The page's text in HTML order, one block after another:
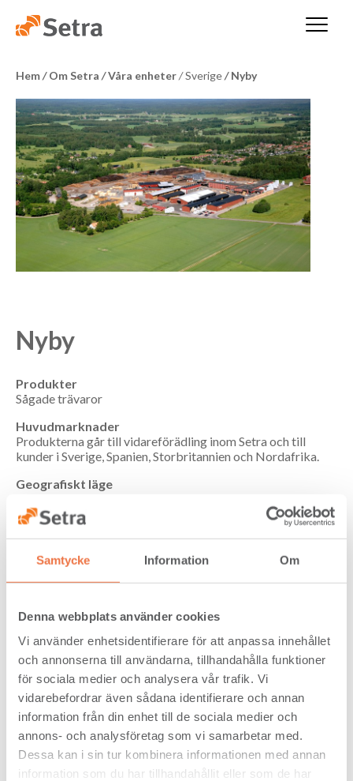
Samtycke Information Om
Denna webbplats använder cookies
Vi använder enhetsidentifierare för att anpassa innehållet
och annonserna till användarna, tillhandahålla funktioner
för sociala medier och analysera vår trafik. Vi
vidarebefordrar även sådana identifierare och annan
information från din enhet till de sociala medier och
annons- och analysföretag som vi samarbetar med.
Dessa kan i sin tur kombinera informationen med annan
information som du har tillhandahållit eller som de har
Hem/ Om Setra /Våra enheter/Sverige/ Nyby
Nyby
Produkter
Sågade trävaror
Huvudmarknader
Produkterna går till vidareförädling inom Setra och till
kunder i Sverige, Spanien, Storbritannien och Nordafrika.
Geografiskt läge
Första etablering
Före 1818
Platschef
Jonas Lantz
68
197 000 m3(2024)
Kontakt